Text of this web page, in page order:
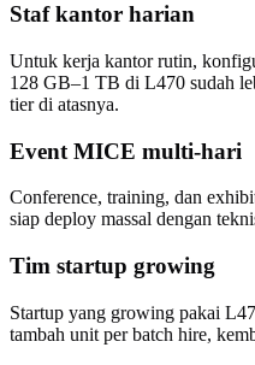
Staf kantor harian
Untuk kerja kantor rutin,
128 GB–1 TB di L470 sudah
tier di atasnya.
Event MICE multi-hari
Conference, training, dan
siap deploy massal dengan
Tim startup growing
Startup yang growing pakai
tambah unit per batch hire,